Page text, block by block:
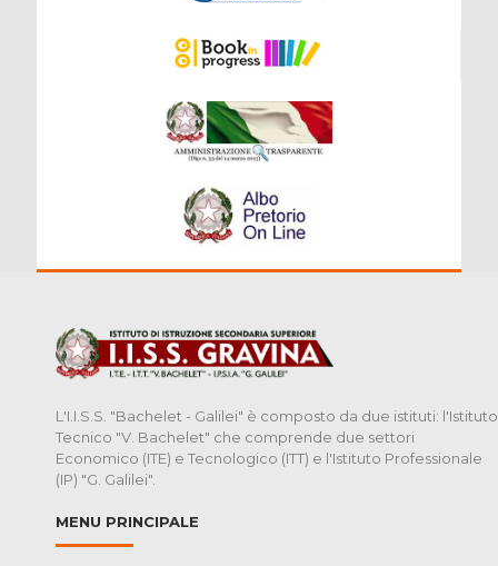
L'I.I.S.S. "Bachelet - Galilei" è composto da due istituti: l'Istituto
Tecnico "V. Bachelet" che comprende due settori
Economico (ITE) e Tecnologico (ITT) e l'Istituto Professionale
(IP) "G. Galilei".
MENU PRINCIPALE